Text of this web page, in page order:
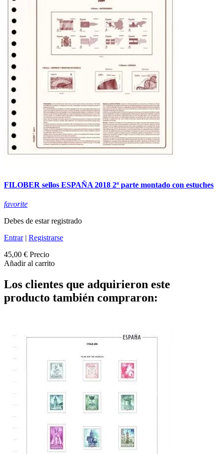
FILOBER sellos ESPAÑA 2018 2ª parte montado con estuches
favorite
Debes de estar registrado
Entrar| Registrarse
45,00 € Precio
Añadir al carrito
Los clientes que adquirieron este
producto también compraron: